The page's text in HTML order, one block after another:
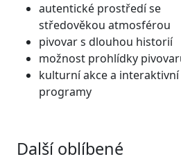
autentické prostředí se
středověkou atmosférou
pivovar s dlouhou historií
možnost prohlídky
kulturní akce a interaktivní
programy
Další oblíbené